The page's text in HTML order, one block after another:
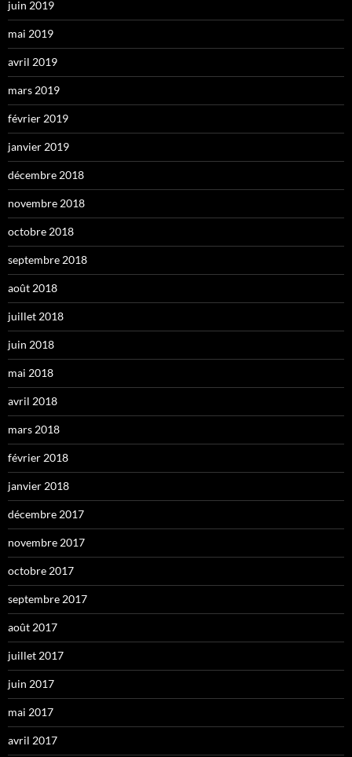
juin 2019
mai 2019
avril 2019
mars 2019
février 2019
janvier 2019
décembre 2018
novembre 2018
octobre 2018
septembre 2018
août 2018
juillet 2018
juin 2018
mai 2018
avril 2018
mars 2018
février 2018
janvier 2018
décembre 2017
novembre 2017
octobre 2017
septembre 2017
août 2017
juillet 2017
juin 2017
mai 2017
avril 2017